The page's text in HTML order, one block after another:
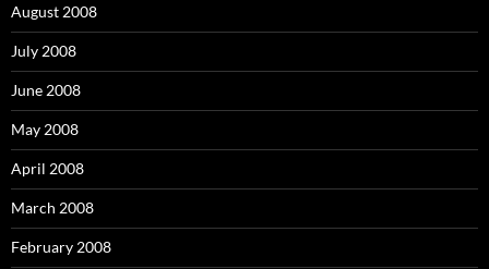
August 2008
July 2008
June 2008
May 2008
April 2008
March 2008
February 2008